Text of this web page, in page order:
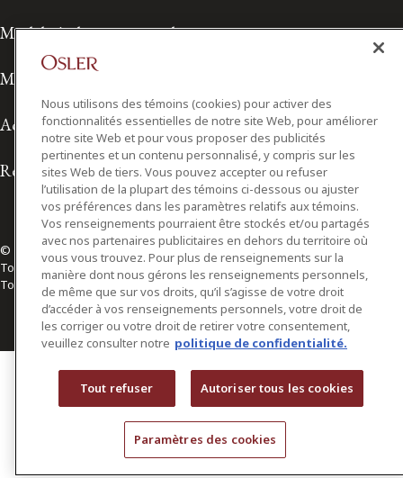
Modalités de prestation de services
Modalités d'utilisation
Accessibilité
Relations avec les médias
© 2026 Osler, Hoskin & Harcourt S.E.N.C.R.L./s.r.l.
Tous droits réservés
Toronto | Montréal | Calgary | Vancouver | Ottawa | New York
Nous utilisons des témoins (cookies) pour activer des
fonctionnalités essentielles de notre site Web, pour améliorer
notre site Web et pour vous proposer des publicités
pertinentes et un contenu personnalisé, y compris sur les
sites Web de tiers. Vous pouvez accepter ou refuser
l’utilisation de la plupart des témoins ci-dessous ou ajuster
vos préférences dans les paramètres relatifs aux témoins.
Vos renseignements pourraient être stockés et/ou partagés
avec nos partenaires publicitaires en dehors du territoire où
vous vous trouvez. Pour plus de renseignements sur la
manière dont nous gérons les renseignements personnels,
de même que sur vos droits, qu’il s’agisse de votre droit
d’accéder à vos renseignements personnels, votre droit de
les corriger ou votre droit de retirer votre consentement,
veuillez consulter notre politique de confidentialité.
Tout refuser Autoriser tous les cookies
Paramètres des cookies